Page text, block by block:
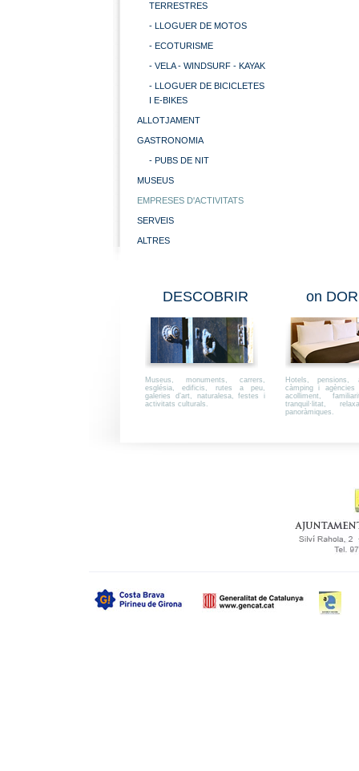
TERRESTRES
- LLOGUER DE MOTOS
- ECOTURISME
- VELA - WINDSURF - KAYAK
- LLOGUER DE BICICLETES
I E-BIKES
ALLOTJAMENT
GASTRONOMIA
- PUBS DE NIT
MUSEUS
EMPRESES D'ACTIVITATS
SERVEIS
ALTRES
DESCOBRIR
Museus, monuments, carrers,
església, edificis, rutes a peu,
galeries d’art, naturalesa, festes i
activitats culturals.
on
Hotels, pensions,
càmping i agències
acolliment,
tranquil·litat,
panoràmiques.